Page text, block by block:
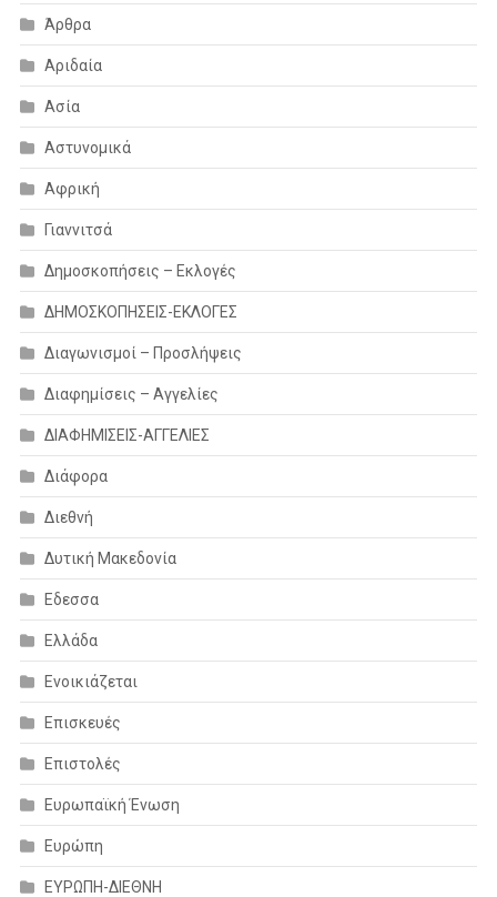
Άρθρα
Αριδαία
Ασία
Αστυνομικά
Αφρική
Γιαννιτσά
Δημοσκοπήσεις – Εκλογές
ΔΗΜΟΣΚΟΠΗΣΕΙΣ-ΕΚΛΟΓΕΣ
Διαγωνισμοί – Προσλήψεις
Διαφημίσεις – Αγγελίες
ΔΙΑΦΗΜΙΣΕΙΣ-ΑΓΓΕΛΙΕΣ
Διάφορα
Διεθνή
Δυτική Μακεδονία
Εδεσσα
Ελλάδα
Ενοικιάζεται
Επισκευές
Επιστολές
Ευρωπαϊκή Ένωση
Ευρώπη
ΕΥΡΩΠΗ-ΔΙΕΘΝΗ